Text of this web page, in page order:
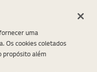
uma
Os cookies coletados
propósito além